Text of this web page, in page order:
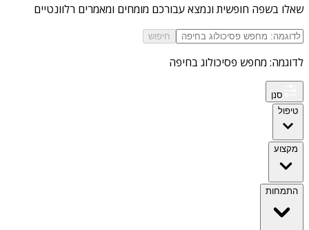
שאלו בשפה חופשית ונמצא עבורכם מומחים ומאמרים רלוונטיים
חיפוש
לדוגמה: מחפש פסיכולוג בחיפה
סנן
טיפול
מקצוע
התמחות